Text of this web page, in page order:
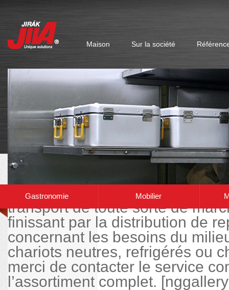
Maison Sur la société
Gastronomie Mobilier
Une large gamme de chariots
transport de toute sorte de
finissant par la distribution de
concernant les besoins du
chariots neutres, refrigérés ou
merci de contacter le service
l’assortiment complet.